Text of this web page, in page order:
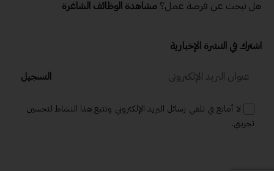
هل تبحث عن فرصة عمل؟ مشاهدة الوظائف الشاغرة
اشترك في النشرة الإخبارية
التسجيل
لا أمانع في تلقي رسائل البريد الإلكتروني وتتبع هذا النشاط لتحسين
تجربتي.